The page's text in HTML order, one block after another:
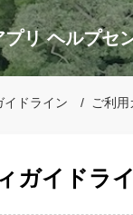
リ ヘルプセ
イドライン ご利
ガイドラ